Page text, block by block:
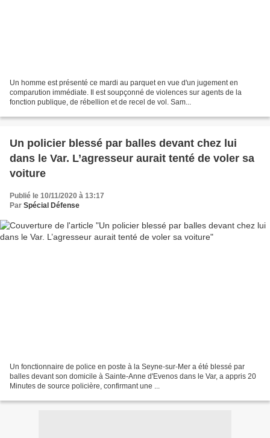
Un homme est présenté ce mardi au parquet en vue d'un jugement en
comparution immédiate. Il est soupçonné de violences sur agents de la
fonction publique, de rébellion et de recel de vol. Sam...
Un policier blessé par balles devant chez lui
dans le Var. L’agresseur aurait tenté de voler sa
voiture
Publié le 10/11/2020 à 13:17
Par Spécial Défense
Un fonctionnaire de police en poste à la Seyne-sur-Mer a été blessé par
balles devant son domicile à Sainte-Anne d'Evenos dans le Var, a appris 20
Minutes de source policière, confirmant une ...